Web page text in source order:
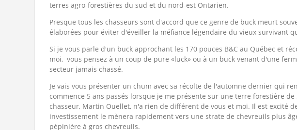
terres agro-forestières du sud et du nord-est Ontarien.
Presque tous les chasseurs sont d'accord que ce genre de buck meurt
élaborées pour éviter d'éveiller la méfiance légendaire du vieux survivant
Si je vous parle d'un buck approchant les 170 pouces B&C au Québec et
moi, vous pensez à un coup de pure «luck» ou à un buck venant d'une
secteur jamais chassé.
Je vais vous présenter un chum avec sa récolte de l'automne dernier qui
commence 5 ans passés lorsque je me présente sur une terre forestière de
chasseur, Martin Ouellet, n'a rien de différent de vous et moi. Il est excité
investissement le mènera rapidement vers une strate de chevreuils plus
pépinière à gros chevreuils.